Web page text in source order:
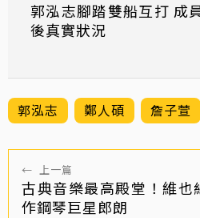
郭泓志腳踏雙船互打 成
後真實狀況
郭泓志 鄭人碩 詹子萱
← 上一篇
古典音樂最高殿堂！維
作鋼琴巨星郎朗